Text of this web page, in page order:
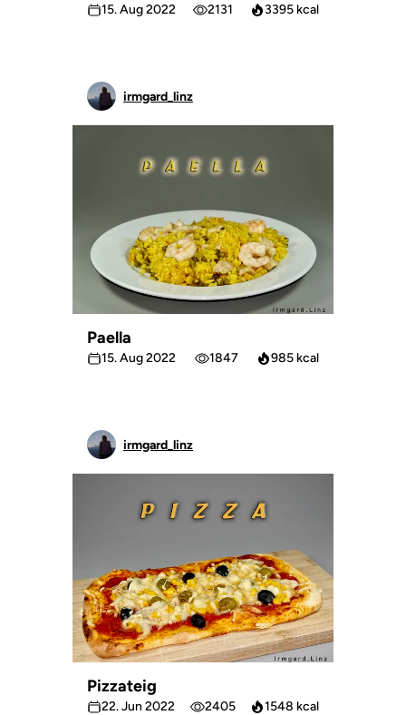
15. Aug 2022 2131 3395 kcal
irmgard_linz
Paella
15. Aug 2022 1847 985 kcal
irmgard_linz
Pizzateig
22. Jun 2022 2405 1548 kcal